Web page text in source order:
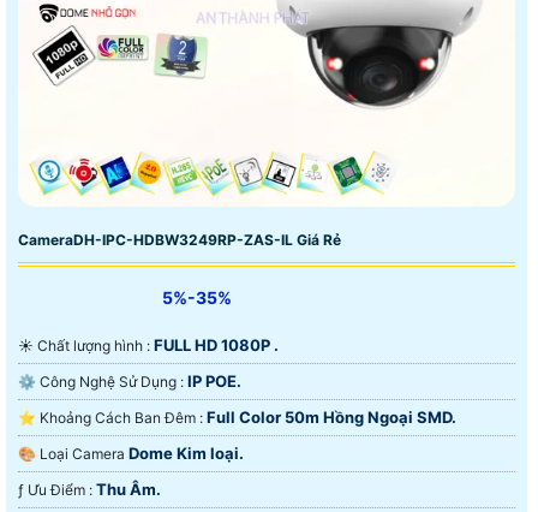
CameraDH-IPC-HDBW3249RP-ZAS-IL Giá Rẻ
5%-35%
☀️ Chất lượng hình : FULL HD 1080P .
⚙ Công Nghệ Sử Dụng : IP POE.
⭐ Khoảng Cách Ban Đêm : Full Color 50m Hồng Ngoại SMD.
🎨 Loại Camera Dome Kim loại.
️ƒ Ưu Điểm : Thu Âm.